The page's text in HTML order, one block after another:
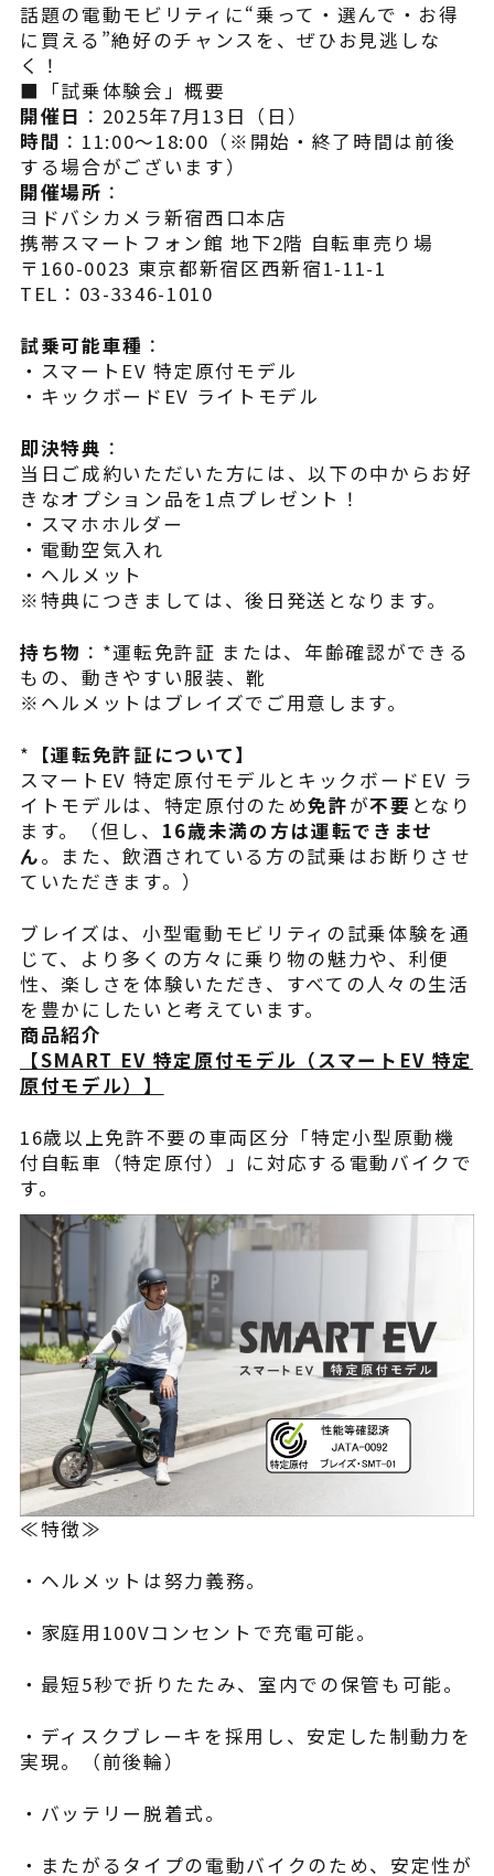
話題の電動モビリティに“乗って・選んで・お得
に買える”絶好のチャンスを、ぜひお見逃しな
く！
■「試乗体験会」概要
開催日 ：2025年7月13日（日）
時間 ：11:00～18:00（※開始・終了時間は前後
する場合がございます）
開催場所 ：
ヨドバシカメラ新宿西口本店
携帯スマートフォン館 地下2階 自転車売り場
〒160-0023 東京都新宿区西新宿1-11-1
TEL：03-3346-1010
試乗可能車種 ：
・スマートEV 特定原付モデル
・キックボードEV ライトモデル
即決特典 ：
当日ご成約いただいた方には、以下の中からお好
きなオプション品を1点プレゼント！
・スマホホルダー
・電動空気入れ
・ヘルメット
※特典につきましては、後日発送となります。
持ち物 ：*運転免許証 または、年齢確認ができる
もの、動きやすい服装、靴
※ヘルメットはブレイズでご用意します。
* 【運転免許証について】
スマートEV 特定原付モデルとキックボードEV ラ
イトモデルは、特定原付のため免許が不要 となり
ます。（但し、 16歳未満の方は運転できませ
ん。また、飲酒されている方の試乗はお断りさせ
ていただきます。）
ブレイズは、小型電動モビリティの試乗体験を通
じて、より多くの方々に乗り物の魅力や、利便
性、楽しさを体験いただき、すべての人々の生活
を豊かにしたいと考えています。
商品紹介
【SMART EV 特定原付モデル（スマートEV 特定
原付モデル）】
16歳以上免許不要の車両区分「特定小型原動機
付自転車（特定原付）」に対応する電動バイクで
す。
≪特徴≫
・ヘルメットは努力義務。
・家庭用100Vコンセントで充電可能。
・最短5秒で折りたたみ、室内での保管も可能。
・ディスクブレーキを採用し、安定した制動力を
実現。（前後輪）
・バッテリー脱着式。
・またがるタイプの電動バイクのため、安定性が